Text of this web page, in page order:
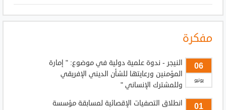
مفكرة
06
يونيو
النيجر - ندوة علمية دولية في موضوع: " إمارة
المؤمنين ورعايتها للشأن الديني الإفريقي
وللمشترك الإنساني "
01
انطلاق التصفيات الإقصائية لمسابقة مؤسسة